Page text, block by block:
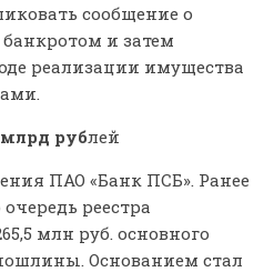
сообщение о
и затем
реализации имущества
рублей
ПАО «Банк ПСБ». Ранее
реестра
млн руб. основного
Основанием стал